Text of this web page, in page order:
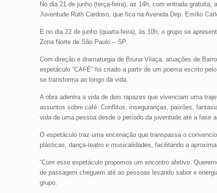
No dia 21 de junho (terça-feira), às 14h, com entrada
Juventude Ruth Cardoso, que fica na Avenida Dep. Emílio
E no dia 22 de junho (quarta-feira), às 10h, o grupo se
Zona Norte de São Paulo – SP.
Com direção e dramaturgia de Bruna Vilaça, atuações de
espetáculo “CAFÉ” foi criado a partir de um poema escrito
se transforma ao longo da vida.
A obra adentra a vida de dois rapazes que vivenciam uma
assuntos sobre café. Conflitos, inseguranças, paixões,
vida de uma pessoa desde o período da juventude até a fase
O espetáculo traz uma encenação que transpassa o
plásticas, dança-teatro e musicalidades, facilitando a
“Com esse espetáculo propomos um encontro afetivo.
de passagem cheguem até as pessoas levando sabor e
grupo.